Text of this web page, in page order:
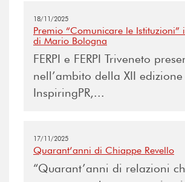
18/11/2025
Premio “Comunicare le Istituzioni”
di Mario Bologna
FERPI e FERPI Triveneto
nell’ambito della XII
InspiringPR,...
17/11/2025
Quarant’anni di Chiappe Revello
“Quarant’anni di relazioni